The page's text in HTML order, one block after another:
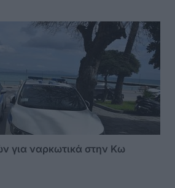
για ναρκωτικά στην Κω